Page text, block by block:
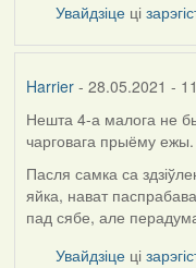
Увайдзіце ці
Harrier- 28.05.2021 -
Нешта 4-а малога не
чарговага прыёму ежы.
Пасля самка са
яйка, нават
пад сябе, але
Увайдзіце ці